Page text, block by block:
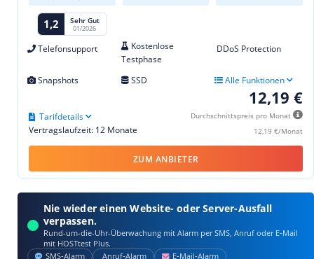
1,2 Sehr Gut
01/2026
Telefonsupport
Kostenlose
Testphase
DDoS Protection
Snapshots SSD Alle Funktionen
12,19 €
Durchschnittspreis pro Monat
12,19 €/Monat
Vertragslaufzeit: 12 Monate
Tarifdetails
ZUM ANBIETER
Nie wieder einen Website- oder Server-Ausfall
verpassen.
Rund-um-die-Uhr-Überwachung mit Alarm per SMS, Anruf oder E‑Mail
mit HOSTtest Plus.
SMS‑Alarm Anruf‑Alarm E‑Mail‑Alarm